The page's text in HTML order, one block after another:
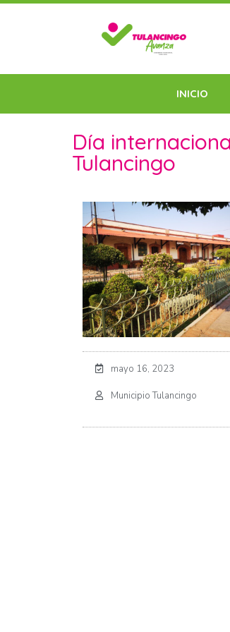
INICIO
Día
Tulancingo
mayo 16, 2023
Municipio Tulancingo